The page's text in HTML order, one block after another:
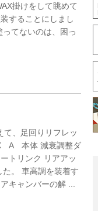
掛けをして眺めて
することにしまし
てないのは、困っ
、足回りリフレッ
A 本体 減衰調整ダ
トリンク リアアッ
。 車高調を装着す
キャンバーの解 ...